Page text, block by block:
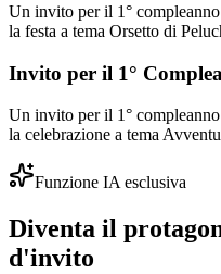
Un invito per il 1°
la festa a tema Orsetto di
Invito per il 1°
Un invito per il 1°
la celebrazione a tema
Funzione IA esclusiva
Diventa il
d'invito